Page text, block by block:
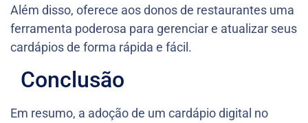
Além disso, oferece aos donos de restaurantes uma
ferramenta poderosa para gerenciar e atualizar seus
cardápios de forma rápida e fácil.
Conclusão
Em resumo, a adoção de um cardápio digital no